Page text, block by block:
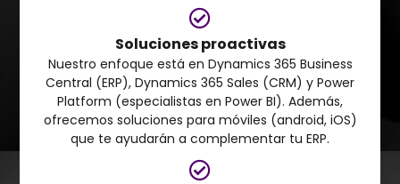
Soluciones proactivas
Nuestro enfoque está en Dynamics 365 Business
Central (ERP), Dynamics 365 Sales (CRM) y Power
Platform (especialistas en Power BI). Además,
ofrecemos soluciones para móviles (android, iOS)
que te ayudarán a complementar tu ERP.